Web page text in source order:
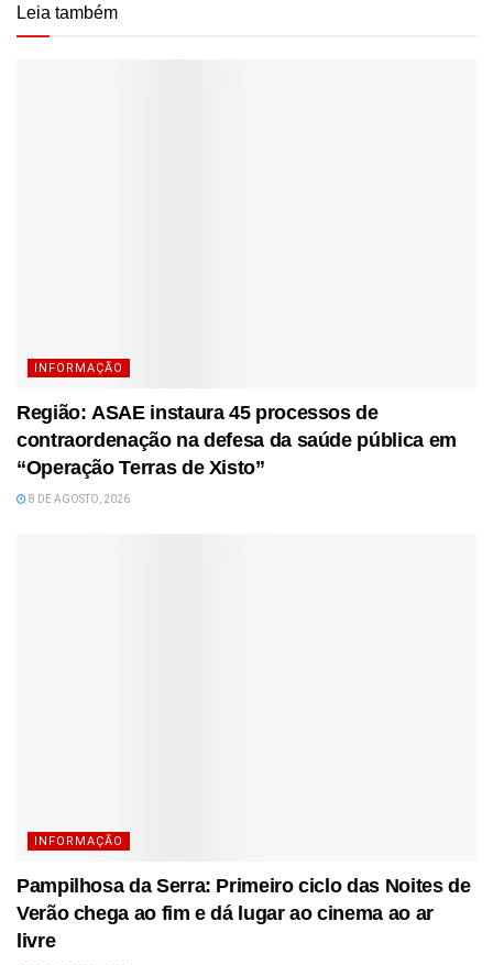
Leia também
INFORMAÇÃO
Região: ASAE instaura 45 processos de
contraordenação na defesa da saúde pública em
“Operação Terras de Xisto”
8 DE AGOSTO, 2026
INFORMAÇÃO
Pampilhosa da Serra: Primeiro ciclo das Noites de
Verão chega ao fim e dá lugar ao cinema ao ar
livre